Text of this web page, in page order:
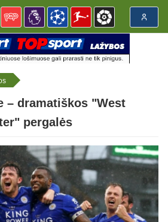
– dramatiškos "West
pergalės